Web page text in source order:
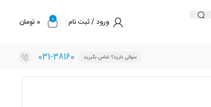
ورود / ثبت نام 0
0 تومان
سوالی دارید؟ تماس بگیرید 031-38160